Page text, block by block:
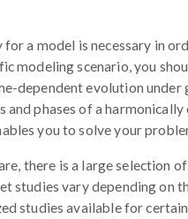
for a model is necessary in
modeling scenario, you
dependent evolution under
phases of a
you to solve your
there is a large selection
studies vary depending on
studies available for